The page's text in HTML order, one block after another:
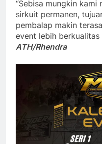
“Sebisa mungkin
sirkuit permanen,
pembalap makin
event lebih berkualitas
ATH/Rhendra